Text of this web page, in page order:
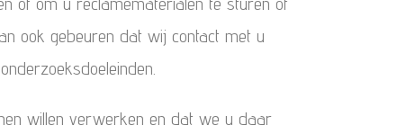
ook gebeuren dat wij contact met u
willen verwerken en dat we u daar